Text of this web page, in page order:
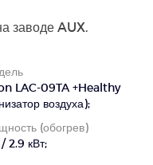
заводе AUX.
LAC-09TA +Healthy
воздуха);
(обогрев)
2.9 кВт;